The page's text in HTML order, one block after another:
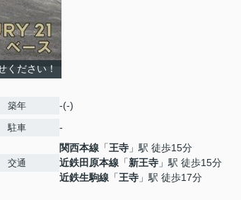
ください！
築年 -(-)
駐車 -
交通
関西本線 「王寺 」駅 徒歩15分
近鉄田原本線 「新王寺 」駅 徒歩15分
近鉄生駒線 「王寺 」駅 徒歩17分